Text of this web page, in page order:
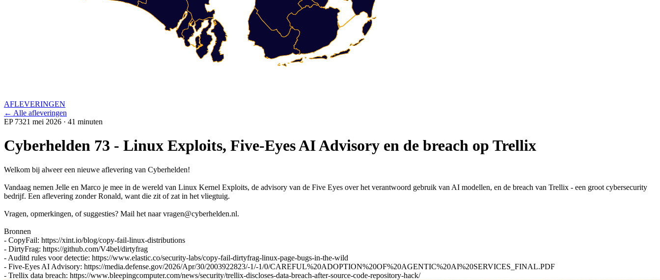
AFLEVERINGEN
← Alle afleveringen
EP 7321 mei 2026 · 41 minuten
Cyberhelden 73 - Linux Exploits, Five-Eyes AI Advisory en de breach op Trellix
Welkom bij alweer een nieuwe aflevering van Cyberhelden!
Vandaag nemen Jelle en Marco je mee in de wereld van Linux Kernel Exploits, de advisory van de Five Eyes over het verantwoord gebruik van AI modellen, en de breach van Trellix - een groot cybersecurity
bedrijf. Een aflevering zonder Ronald, want die zit of zat in het vliegtuig.
Vragen, opmerkingen, of suggesties? Mail het naarvragen@cyberhelden.nl.
Bronnen
- CopyFail: https://xint.io/blog/copy-fail-linux-distributions
- DirtyFrag: https://github.com/V4bel/dirtyfrag
- Auditd rules voor detectie: https://www.elastic.co/security-labs/copy-fail-dirtyfrag-linux-page-bugs-in-the-wild
- Five-Eyes AI Advisory: https://media.defense.gov/2026/Apr/30/2003922823/-1/-1/0/CAREFUL%20ADOPTION%20OF%20AGENTIC%20AI%20SERVICES_FINAL.PDF
- Trellix data breach: https://www.bleepingcomputer.com/news/security/trellix-discloses-data-breach-after-source-code-repository-hack/